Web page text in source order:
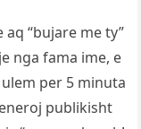
“bujare me ty”
nga fama ime, e
per 5 minuta
publikisht